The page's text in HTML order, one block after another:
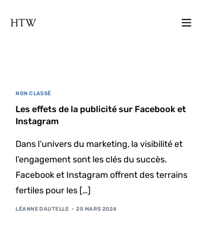
NON CLASSÉ
Les effets de la publicité sur Facebook et
Instagram
Dans l’univers du marketing, la visibilité et
l’engagement sont les clés du succès.
Facebook et Instagram offrent des terrains
fertiles pour les […]
LÉANNE DAUTELLE 25 MARS 2024